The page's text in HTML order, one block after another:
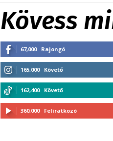
Kövess
67,000 Rajongó
165,000 Követő
162,400 Követő
360,000 Feliratkozó